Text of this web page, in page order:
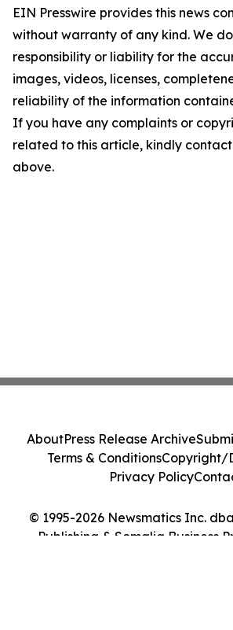
EIN Presswire provides this news
without warranty of any kind. We
responsibility or liability for the
images, videos, licenses,
reliability of the information
If you have any complaints or
related to this article, kindly
above.
© 1995-2026 Newsmatics Inc.
Publishing & Somalia Business
AboutPress Release Archive
Terms & ConditionsCopyright/
Privacy Policy